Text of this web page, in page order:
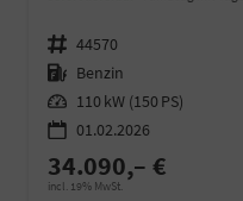
Fahrzeugnr. 44570
Kraftstoff Benzin
Leistung 110 kW (150 PS)
01.02.2026
34.090,– €
incl. 19% MwSt.